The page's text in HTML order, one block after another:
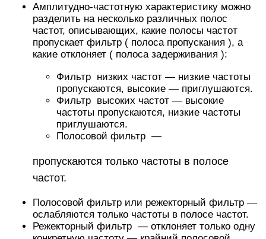
Амплитудно-частотную характеристику можно
разделить на несколько различных полос
частот, описывающих, какие полосы частот
пропускает фильтр ( полоса пропускания ), а
какие отклоняет ( полоса задерживания ):
Фильтр низких частот — низкие частоты
пропускаются, высокие — приглушаются.
Фильтр высоких частот — высокие
частоты пропускаются, низкие частоты
приглушаются.
Полосовой фильтр —
пропускаются только частоты в полосе
частот.
Полосовой фильтр или режекторный фильтр —
ослабляются только частоты в полосе частот.
Режекторный фильтр — отклоняет только одну